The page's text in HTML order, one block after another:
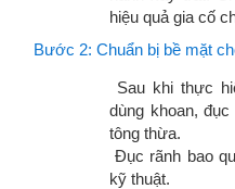
hiệu quả gia cố
Bước 2: Chuẩn bị bề mặt
Sau khi thực
dùng khoan,
tông thừa.
Đục rãnh bao
kỹ thuật.